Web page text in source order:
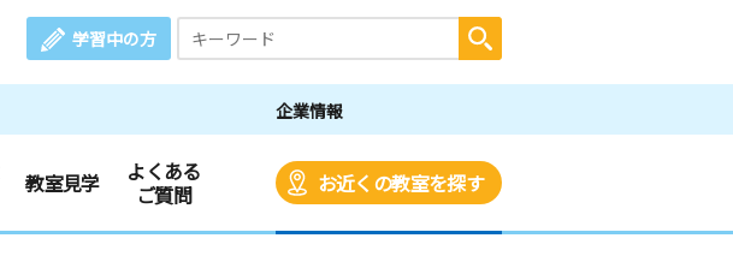
学習中の方
企業情報
教室見学
よくある
ご質問
お近くの教室を探す